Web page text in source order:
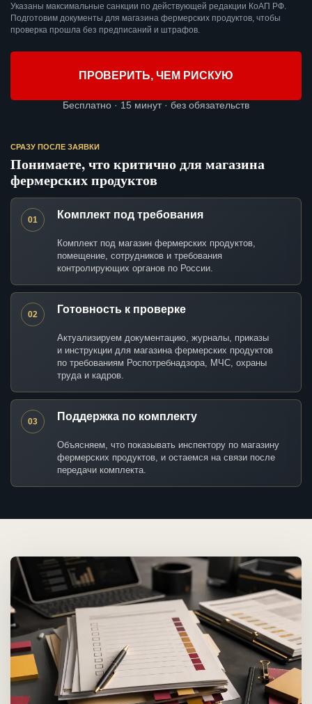
Указаны максимальные санкции по действующей редакции КоАП РФ.
Подготовим документы для магазина фермерских продуктов, чтобы
проверка прошла без предписаний и штрафов.
ПРОВЕРИТЬ, ЧЕМ РИСКУЮ
Бесплатно · 15 минут · без обязательств
СРАЗУ ПОСЛЕ ЗАЯВКИ
Понимаете, что критично для магазина
фермерских продуктов
01 Комплект под требования
Комплект под магазин фермерских продуктов,
помещение, сотрудников и требования
контролирующих органов по России.
02 Готовность к проверке
Актуализируем документацию, журналы, приказы
и инструкции для магазина фермерских продуктов
по требованиям Роспотребнадзора, МЧС, охраны
труда и кадров.
03 Поддержка по комплекту
Объясняем, что показывать инспектору по магазину
фермерских продуктов, и остаемся на связи после
передачи комплекта.